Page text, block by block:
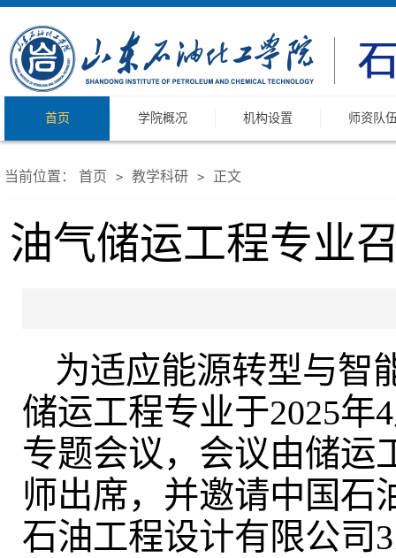
首页 学院概况 机构设置 师资队
当前位置： 首页 > 教学科研 > 正文
油气储运工程专业
为适应能源转型与智
储运工程专业于2025年
专题会议，会议由储运
师出席，并邀请中国石
石油工程设计有限公司